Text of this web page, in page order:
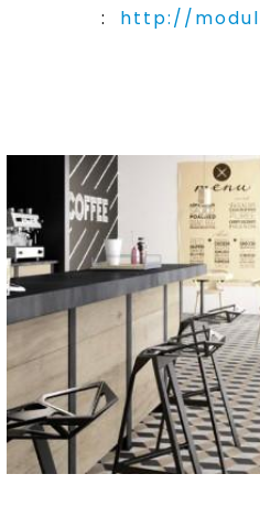
: http://